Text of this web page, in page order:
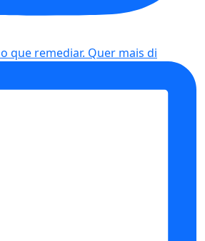
que remediar. Quer mais di